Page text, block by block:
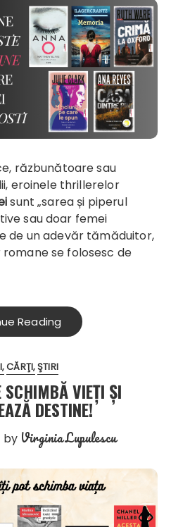
eroinele thrillerelor
sunt „sarea și piperul
sau doar femei
de un adevăr tămăduitor,
se folosesc de
Reading
CĂRŢI ŞTIRI
SCHIMBĂ VIEȚI ȘI
DESTINE!
by Virginia Lupulescu